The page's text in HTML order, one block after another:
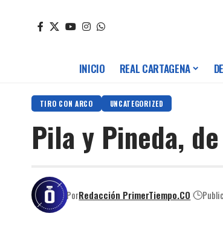
INICIO REAL CARTAGENA
TIRO CON ARCO UNCATEGORIZED
Pila y Pineda,
PorRedacción PrimerTiempo.CO